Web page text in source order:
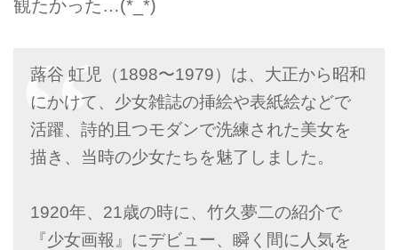
観たかった…(*_*)
蕗谷 虹児（1898〜1979）は、大正から昭和
にかけて、少女雑誌の挿絵や表紙絵などで
活躍、詩的且つモダンで洗練された美女を
描き、当時の少女たちを魅了しました。
1920年、21歳の時に、竹久夢二の紹介で
『少女画報』にデビュー、瞬く間に人気を